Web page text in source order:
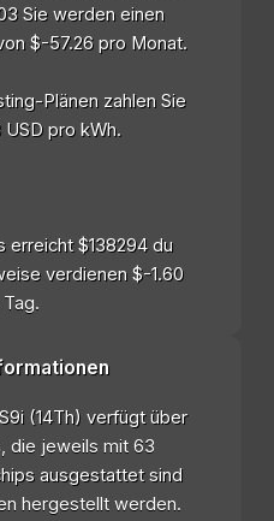
Sie werden einen
$-57.26 pro Monat.
Plänen zahlen Sie
pro kWh.
erreicht $138294 du
verdienen $-1.60
(14Th) verfügt über
die jeweils mit 63
ausgestattet sind
hergestellt werden.